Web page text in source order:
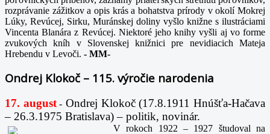
rozprávanie zážitkov a opis krás a bohatstva prírody v okolí Mokrej
Lúky, Revúcej, Sirku, Muránskej doliny vyšlo knižne s ilustráciami
Vincenta Blanára z Revúcej. Niektoré jeho knihy vyšli aj vo forme
zvukových kníh v Slovenskej knižnici pre nevidiacich Mateja
Hrebendu v Levoči. - MM-
Ondrej Klokoč – 115. výročie narodenia
17. august- Ondrej Klokoč (17.8.1911 Hnúšťa-Hačava
– 26.3.1975 Bratislava) – politik, novinár.
V rokoch 1922 – 1927 študoval na